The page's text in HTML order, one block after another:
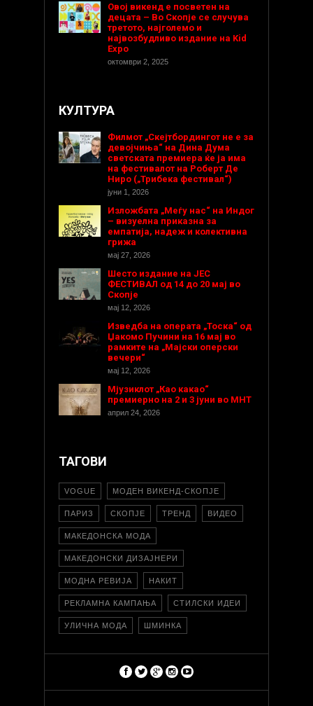
Овој викенд е посветен на
децата – Во Скопје се случува
третото, најголемо и
највозбудливо издание на Kid
Expo
октомври 2, 2025
КУЛТУРА
Филмот „Скејтбордингот не е за
девојчиња“ на Дина Дума
светската премиера ќе ја има
на фестивалот на Роберт Де
Ниро („Трибека фестивал“)
јуни 1, 2026
Изложбата „Меѓу нас“ на Индог
– визуелна приказна за
емпатија, надеж и колективна
грижа
мај 27, 2026
Шесто издание на ЈЕС
ФЕСТИВАЛ од 14 до 20 мај во
Скопје
мај 12, 2026
Изведба на операта „Тоска“ од
Џакомо Пучини на 16 мај во
рамките на „Мајски оперски
вечери“
мај 12, 2026
Мјузиклот „Као какао“
премиерно на 2 и 3 јуни во МНТ
април 24, 2026
ТАГОВИ
VOGUE МОДЕН ВИКЕНД-СКОПЈЕ
ПАРИЗ СКОПЈЕ ТРЕНД ВИДЕО
МАКЕДОНСКА МОДА
МАКЕДОНСКИ ДИЗАЈНЕРИ
МОДНА РЕВИЈА НАКИТ
РЕКЛАМНА КАМПАЊА СТИЛСКИ ИДЕИ
УЛИЧНА МОДА ШМИНКА